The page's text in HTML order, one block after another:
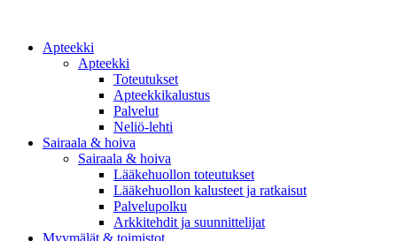
Apteekki
Apteekki
Toteutukset
Apteekkikalustus
Palvelut
Neliö-lehti
Sairaala & hoiva
Sairaala & hoiva
Lääkehuollon toteutukset
Lääkehuollon kalusteet ja ratkaisut
Palvelupolku
Arkkitehdit ja suunnittelijat
Myymälät & toimistot